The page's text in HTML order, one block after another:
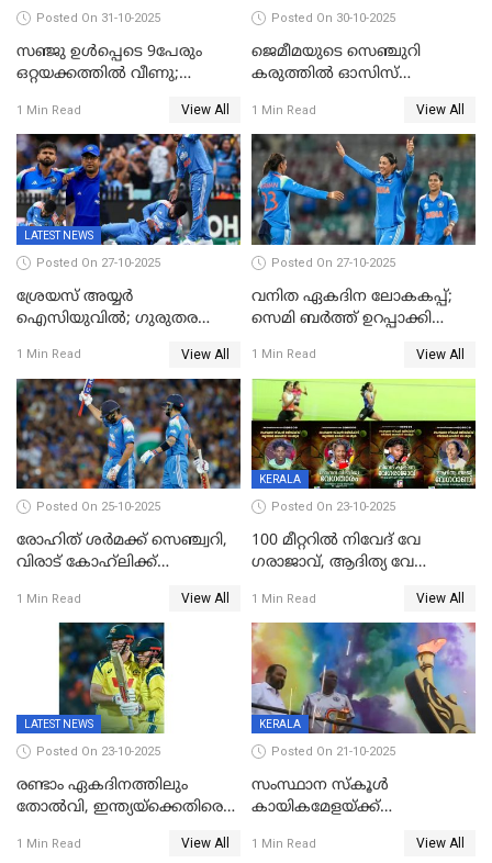
Posted On 31-10-2025
സഞ്ജു ഉൾപ്പെടെ 9പേരും
ഒറ്റയക്കത്തിൽ വീണു;
ഹര്‍ഷിതും മാത്രം;
മെല്‍ബണില്‍
ഇന്ത്യയ്‌ക്കെതിരെ ഓസീസ്
ലക്ഷ്യം 126 റണ്‍സ്
1 Min Read View All
Posted On 30-10-2025
ജെമീമയുടെ സെഞ്ചുറി
കരുത്തിൽ ഓസിസ്
തകർന്നു; അഞ്ച് വിക്കറ്റ്
ജയവുമായി ഇന്ത്യൻ
വനിതകൾ ലോകകപ്പ്
കലാശപ്പോരിന്
1 Min Read View All
LATEST NEWS
Posted On 27-10-2025
ശ്രേയസ് അയ്യര്‍
ഐസിയുവില്‍; ഗുരുതര
1 Min Read View All
Posted On 27-10-2025
വനിത ഏകദിന ലോകകപ്പ്;
സെമി ബര്‍ത്ത് ഉറപ്പാക്കി
1 Min Read View All
Posted On 25-10-2025
രോഹിത് ശർമക്ക് സെഞ്ച്വറി,
വിരാട് കോഹ്‍ലിക്ക്
മുൻനായകരുടെ മികവിൽ
ഓസീസിനെതിരെ ഉജ്ജ്വല
1 Min Read View All
KERALA
Posted On 23-10-2025
100 മീറ്ററിൽ നിവേദ് വേ​
ഗരാജാവ്, ആദിത്യ വേ​
ബോയ്സിലും സബ്‌ജൂനിയർ
ഗേൾസിലും റെക്കോർഡോടെ
സ്വർണം, ദേവപ്രിയ 87ലെ
റെക്കോർഡ് തിരുത്തി
1 Min Read View All
LATEST NEWS
Posted On 23-10-2025
രണ്ടാം ഏകദിനത്തിലും
തോൽവി, ഇന്ത്യയ്‌ക്കെതിരെ
1 Min Read View All
KERALA
Posted On 21-10-2025
സംസ്ഥാന സ്കൂൾ
കായികമേളയ്ക്ക്
ഒളിംപിക്‌സിന്റെ ഉദ്‌ഘാടനം
1 Min Read View All